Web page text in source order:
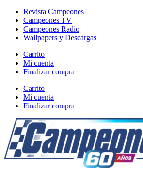
Revista Campeones
Campeones TV
Campeones Radio
Wallpapers y Descargas
Carrito
Mi cuenta
Finalizar compra
Carrito
Mi cuenta
Finalizar compra